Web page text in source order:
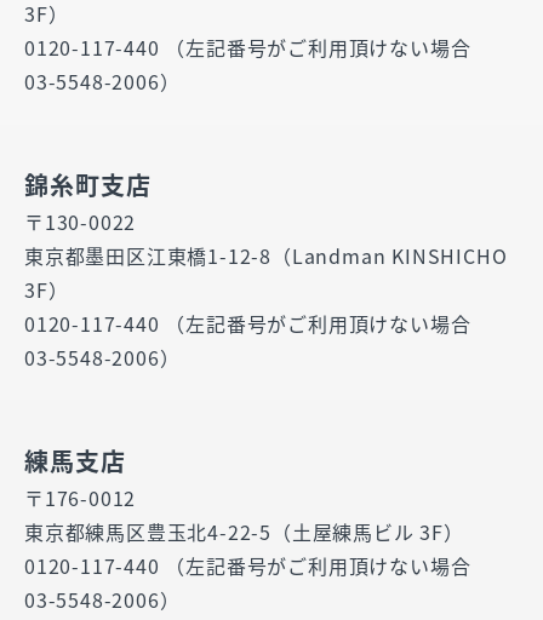
3F）
0120-117-440 （左記番号がご利用頂けない場合
03-5548-2006）
錦糸町支店
〒130-0022
東京都墨田区江東橋1-12-8（Landman KINSHICHO
3F）
0120-117-440 （左記番号がご利用頂けない場合
03-5548-2006）
練馬支店
〒176-0012
東京都練馬区豊玉北4-22-5（土屋練馬ビル 3F）
0120-117-440 （左記番号がご利用頂けない場合
03-5548-2006）